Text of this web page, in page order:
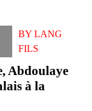
BYLANG
FILS
Abdoulaye
à la